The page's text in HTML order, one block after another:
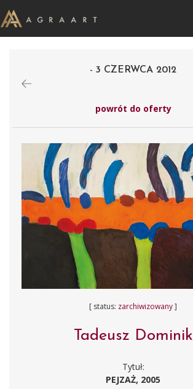
- 3 CZERWCA 2012
powrót do oferty
[ status: zarchiwizowany]
Tadeusz Dominik
Tytuł:
PEJZAŻ, 2005